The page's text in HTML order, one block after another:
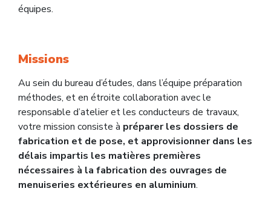
équipes.
Missions
Au sein du bureau d’études, dans l’équipe préparation
méthodes, et en étroite collaboration avec le
responsable d’atelier et les conducteurs de travaux,
votre mission consiste à préparer les dossiers de
fabrication et de pose, et approvisionner dans les
délais impartis les matières premières
nécessaires à la fabrication des ouvrages de
menuiseries extérieures en aluminium.